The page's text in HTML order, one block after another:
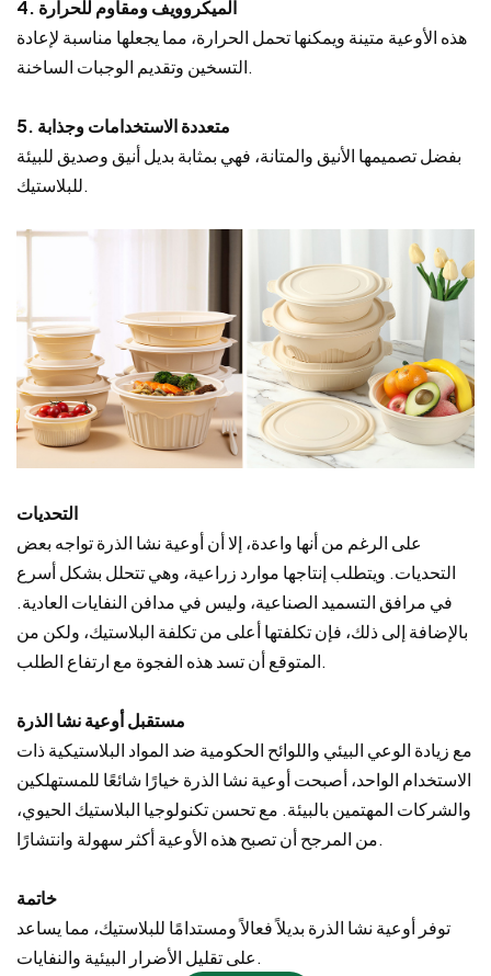
4. الميكروويف ومقاوم للحرارة
هذه الأوعية متينة ويمكنها تحمل الحرارة، مما يجعلها مناسبة لإعادة
التسخين وتقديم الوجبات الساخنة.
5. متعددة الاستخدامات وجذابة
بفضل تصميمها الأنيق والمتانة، فهي بمثابة بديل أنيق وصديق للبيئة
للبلاستيك.
التحديات
على الرغم من أنها واعدة، إلا أن أوعية نشا الذرة تواجه بعض
التحديات. ويتطلب إنتاجها موارد زراعية، وهي تتحلل بشكل أسرع
في مرافق التسميد الصناعية، وليس في مدافن النفايات العادية.
بالإضافة إلى ذلك، فإن تكلفتها أعلى من تكلفة البلاستيك، ولكن من
المتوقع أن تسد هذه الفجوة مع ارتفاع الطلب.
مستقبل أوعية نشا الذرة
مع زيادة الوعي البيئي واللوائح الحكومية ضد المواد البلاستيكية ذات
الاستخدام الواحد، أصبحت أوعية نشا الذرة خيارًا شائعًا للمستهلكين
والشركات المهتمين بالبيئة. مع تحسن تكنولوجيا البلاستيك الحيوي،
من المرجح أن تصبح هذه الأوعية أكثر سهولة وانتشارًا.
خاتمة
توفر أوعية نشا الذرة بديلاً فعالاً ومستدامًا للبلاستيك، مما يساعد
على تقليل الأضرار البيئية والنفايات.